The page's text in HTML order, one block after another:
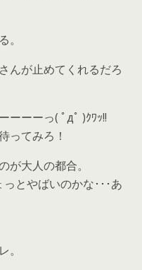
んが止めてくれるだろ
ーーーっ( ﾟдﾟ )ｸﾜｯ!!
ってみろ！
が大人の都合。
とやばいのかな･･･あ